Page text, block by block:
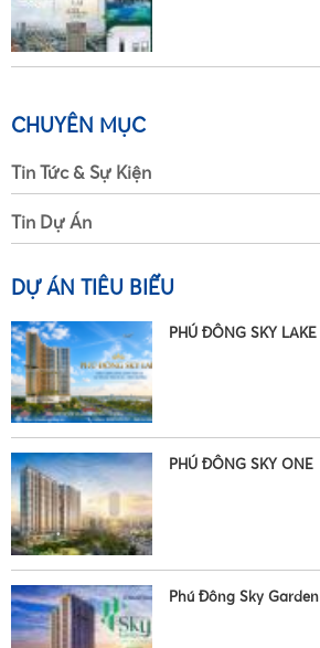
•
•
CHUYÊN MỤC
Tin Tức & Sự Kiện
Tin Dự Án
DỰ ÁN TIÊU BIỂU
PHÚ ĐÔNG SKY LAKE
PHÚ ĐÔNG SKY ONE
Phú Đông Sky Garden